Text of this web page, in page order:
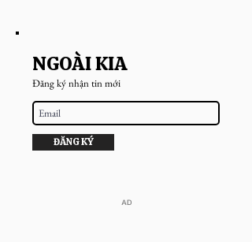
NGOÀI KIA
Đăng ký nhận tin mới
ĐĂNG KÝ
​AD